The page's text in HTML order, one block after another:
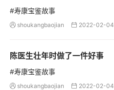
#寿康宝鉴故事
 shoukangbaojian  2022-02-04
陈医生壮年时做了一件好事
#寿康宝鉴故事
 shoukangbaojian  2022-02-04